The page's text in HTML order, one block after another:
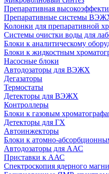
Препаративная
Препаративные системы
Колонки для препаративной
Системы очистки воды для
Блоки к аналитическому
Блоки к жидкостным
Насосные блоки
Автодозаторы для ВЭЖХ
Дегазаторы
Термостаты
Детекторы для ВЭЖХ
Контроллеры
Блоки к газовым
Детекторы для ГХ
Автоинжекторы
Блоки к атомно-
Автодозаторы для ААС
Приставки к ААС
Спектроскопия ядерного